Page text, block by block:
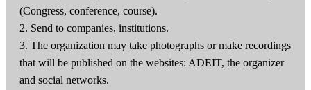
(Congress, conference, course).
2. Send to companies, institutions.
3. The organization may take photographs or make recordings
that will be published on the websites: ADEIT, the organizer
and social networks.